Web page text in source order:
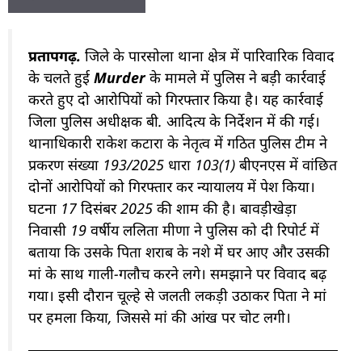
प्रतापगढ़. जिले के पारसोला थाना क्षेत्र में पारिवारिक विवाद
के चलते हुईMurderके मामले में पुलिस ने बड़ी कार्रवाई
करते हुए दो आरोपियों को गिरफ्तार किया है। यह कार्रवाई
जिला पुलिस अधीक्षक बी. आदित्य के निर्देशन में की गई।
थानाधिकारी राकेश कटारा के नेतृत्व में गठित पुलिस टीम ने
प्रकरण संख्या 193/2025 धारा 103(1) बीएनएस में वांछित
दोनों आरोपियों को गिरफ्तार कर न्यायालय में पेश किया।
घटना 17 दिसंबर 2025 की शाम की है। बावड़ीखेड़ा
निवासी 19 वर्षीय ललिता मीणा ने पुलिस को दी रिपोर्ट में
बताया कि उसके पिता शराब के नशे में घर आए और उसकी
मां के साथ गाली-गलौच करने लगे। समझाने पर विवाद बढ़
गया। इसी दौरान चूल्हे से जलती लकड़ी उठाकर पिता ने मां
पर हमला किया, जिससे मां की आंख पर चोट लगी।